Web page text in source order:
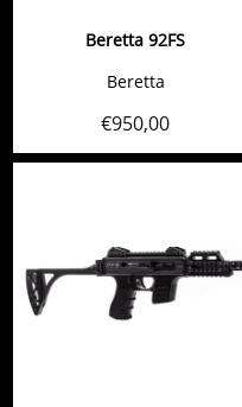
Beretta 92FS
Beretta
€950,00